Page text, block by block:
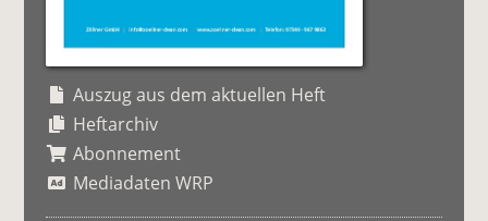
Auszug aus dem aktuellen Heft
Heftarchiv
Abonnement
Mediadaten WRP